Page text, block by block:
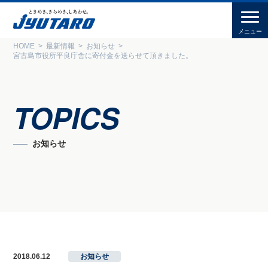
HOME 最新情報
お知らせ
宮古島市役所平良庁舎に寄付金を送らせて頂きました。
TOPICS
お知らせ
2018.06.12 お知らせ